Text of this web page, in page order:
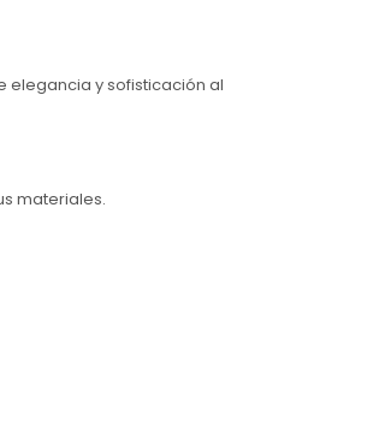
elegancia y sofisticación al
materiales.